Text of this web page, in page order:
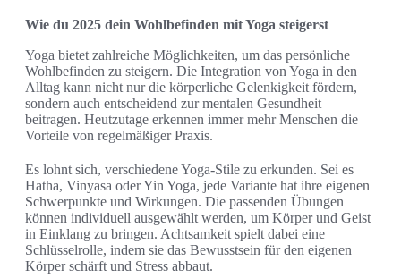
Wie du 2025 dein Wohlbefinden mit Yoga steigerst
Yoga bietet zahlreiche Möglichkeiten, um das persönliche
Wohlbefinden zu steigern. Die Integration von Yoga in den
Alltag kann nicht nur die körperliche Gelenkigkeit fördern,
sondern auch entscheidend zur mentalen Gesundheit
beitragen. Heutzutage erkennen immer mehr Menschen die
Vorteile von regelmäßiger Praxis.
Es lohnt sich, verschiedene Yoga-Stile zu erkunden. Sei es
Hatha, Vinyasa oder Yin Yoga, jede Variante hat ihre eigenen
Schwerpunkte und Wirkungen. Die passenden Übungen
können individuell ausgewählt werden, um Körper und Geist
in Einklang zu bringen. Achtsamkeit spielt dabei eine
Schlüsselrolle, indem sie das Bewusstsein für den eigenen
Körper schärft und Stress abbaut.